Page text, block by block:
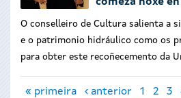
O conselleiro de Cultura salienta a
e o patrimonio hidráulico como os
para obter este recoñecemento da
Páxinas
« primeira ‹ anterior 1 2 3